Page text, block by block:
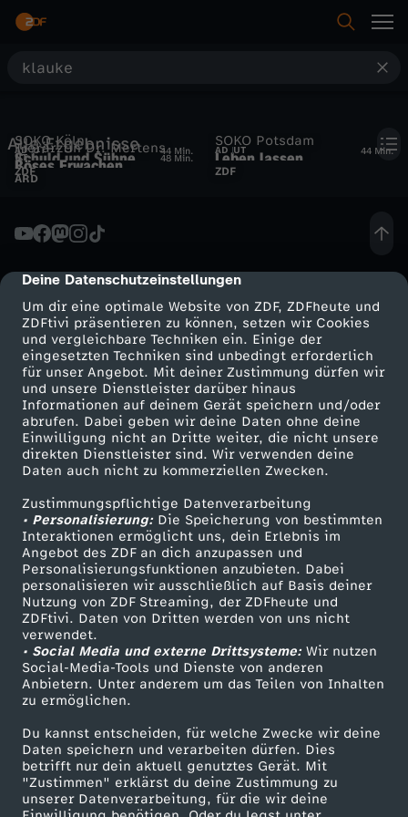
cmp-dialog-description
Deine Datenschutzeinstellungen
Um dir eine optimale Website von ZDF, ZDFheute und
ZDFtivi präsentieren zu können, setzen wir Cookies
und vergleichbare Techniken ein. Einige der
eingesetzten Techniken sind unbedingt erforderlich
für unser Angebot. Mit deiner Zustimmung dürfen wir
und unsere Dienstleister darüber hinaus
Informationen auf deinem Gerät speichern und/oder
abrufen. Dabei geben wir deine Daten ohne deine
Einwilligung nicht an Dritte weiter, die nicht unsere
direkten Dienstleister sind. Wir verwenden deine
Daten auch nicht zu kommerziellen Zwecken.
Zustimmungspflichtige Datenverarbeitung
• Personalisierung:Die Speicherung von bestimmten
Interaktionen ermöglicht uns, dein Erlebnis im
Angebot des ZDF an dich anzupassen und
Personalisierungsfunktionen anzubieten. Dabei
personalisieren wir ausschließlich auf Basis deiner
Nutzung von ZDF Streaming, der ZDFheute und
ZDFtivi. Daten von Dritten werden von uns nicht
verwendet.
• Social Media und externe Drittsysteme:Wir nutzen
Social-Media-Tools und Dienste von anderen
Anbietern. Unter anderem um das Teilen von Inhalten
zu ermöglichen.
Du kannst entscheiden, für welche Zwecke wir deine
Daten speichern und verarbeiten dürfen. Dies
betrifft nur dein aktuell genutztes Gerät. Mit
"Zustimmen" erklärst du deine Zustimmung zu
unserer Datenverarbeitung, für die wir deine
c
e
Alle Ergebnisse
SOKO Köln
Schuld und Sühne
ZDF
AD UT 44 Min.
SOKO Potsdam
Leben lassen
ZDF
AD UT 44 Min.
Tierärztin Dr. Mertens
Böses Erwachen
ARD
UT 48 Min.
Mehr ZDF
ZDF-Apps
Smart TV
ZDFtext
Livestreams
Sendungen A-Z
TV-Programm
Service
ZDFmitreden
Kontakt zum ZDF
Tickets
Zuschauerservice
Hilfe
ZDF Unternehmen
Karriere
ZDF goes Schule
Werbefernsehen
Mainzelmännchen